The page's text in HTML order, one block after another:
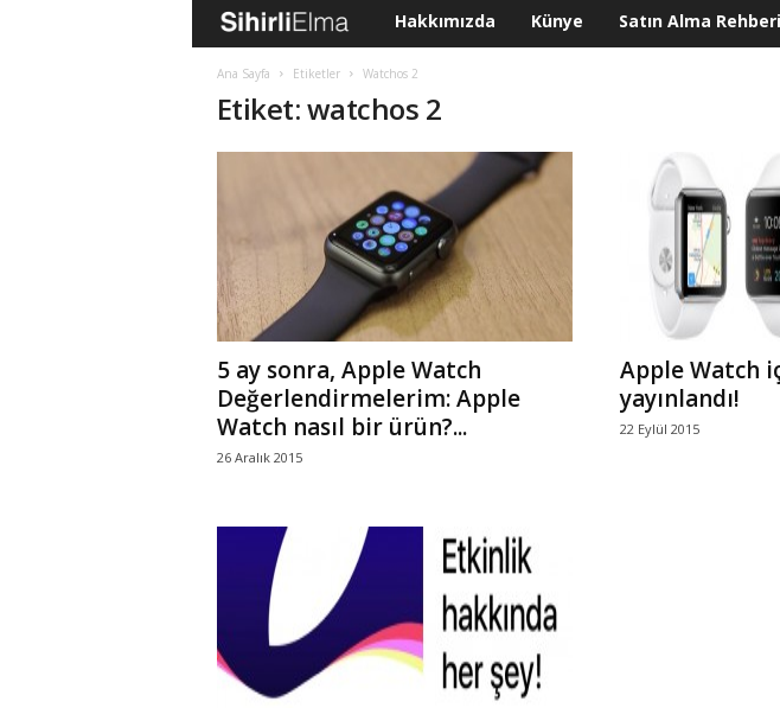
i
h
r
l
i
E
l
Hakkımızda Künye Satın Alma Rehberi
Ana Sayfa Etiketler Watchos 2
Etiket: watchos 2
5 ay sonra, Apple Watch
Değerlendirmelerim: Apple
Watch nasıl bir ürün?...
26 Aralık 2015
Apple Watch
yayınlandı!
22 Eylül 2015